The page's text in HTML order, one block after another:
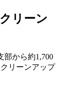
リーン
部から約1,700
リーンアップ